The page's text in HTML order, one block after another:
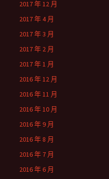
2017 年 12 月
2017 年 4 月
2017 年 3 月
2017 年 2 月
2017 年 1 月
2016 年 12 月
2016 年 11 月
2016 年 10 月
2016 年 9 月
2016 年 8 月
2016 年 7 月
2016 年 6 月